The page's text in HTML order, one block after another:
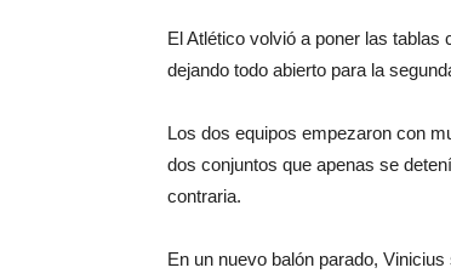
El Atlético volvió a poner las
dejando todo abierto para la
Los dos equipos empezaron con
dos conjuntos que apenas se
contraria.
En un nuevo balón parado,